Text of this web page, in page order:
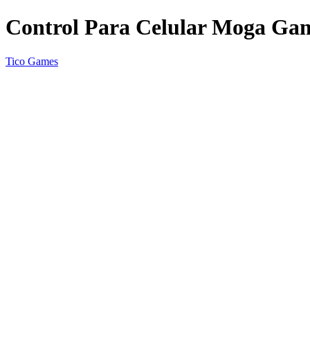
Control Para Celular Moga
Tico Games